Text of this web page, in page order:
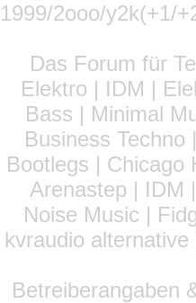
1999/2ooo/y2k(+1/
Das Forum für
Elektro | IDM |
Bass | Minimal
Business
Bootlegs | Chicago
Arenastep | IDM
Noise Music |
kvraudio
Betreiberangaben